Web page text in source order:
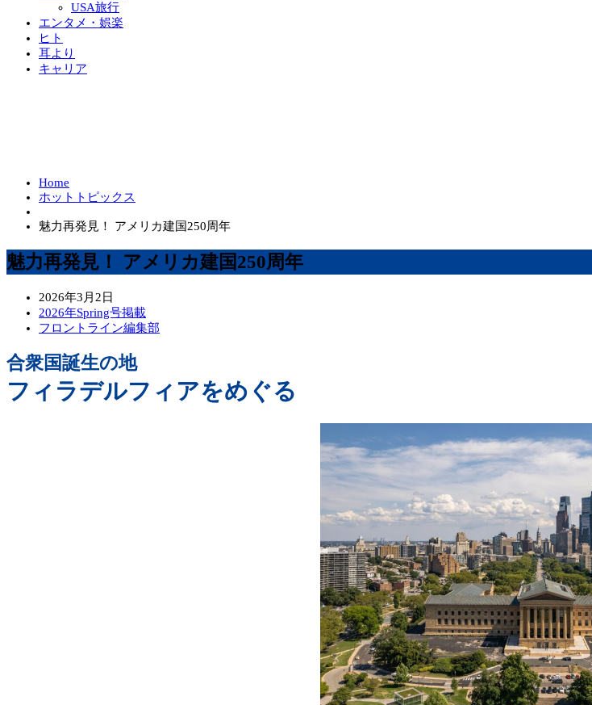
USA旅行
エンタメ・娯楽
ヒト
耳より
キャリア
Home
ホットトピックス
魅力再発見！ アメリカ建国250周年
魅力再発見！ アメリカ建国250周年
2026年3月2日
2026年Spring号掲載
フロントライン編集部
合衆国誕生の地
フィラデルフィアをめぐる